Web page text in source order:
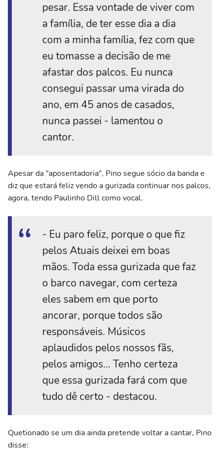
pesar. Essa vontade de viver com
a família, de ter esse dia a dia
com a minha família, fez com que
eu tomasse a decisão de me
afastar dos palcos. Eu nunca
consegui passar uma virada do
ano, em 45 anos de casados,
nunca passei - lamentou o
cantor.
Apesar da "aposentadoria", Pino segue sócio da banda e
diz que estará feliz vendo a gurizada continuar nos palcos,
agora, tendo Paulinho Dill como vocal.
- Eu paro feliz, porque o que fiz
pelos Atuais deixei em boas
mãos. Toda essa gurizada que faz
o barco navegar, com certeza
eles sabem em que porto
ancorar, porque todos são
responsáveis. Músicos
aplaudidos pelos nossos fãs,
pelos amigos... Tenho certeza
que essa gurizada fará com que
tudo dê certo - destacou.
Quetionado se um dia ainda pretende voltar a cantar, Pino
disse: